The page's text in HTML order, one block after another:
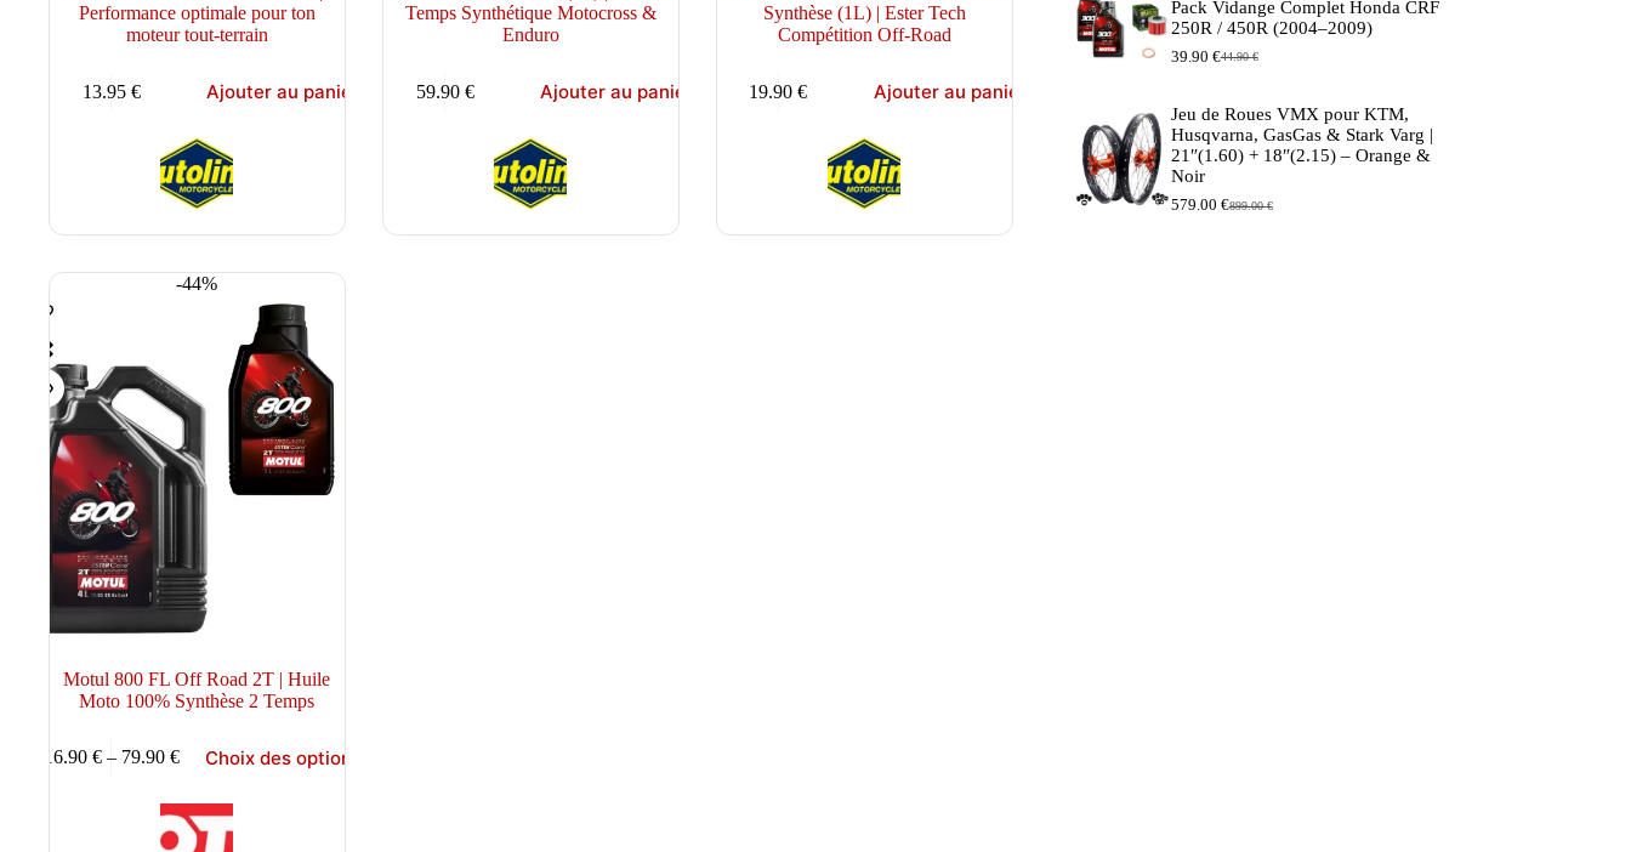
Performance optimale pour ton
moteur tout-terrain
13.95 € Ajouter au panier
Temps Synthétique Motocross &
Enduro
59.90 € Ajouter au panier
Synthèse (1L) | Ester Tech
Compétition Off-Road
19.90€ Ajouter au panier
-44%
Motul 800 FL Off Road 2T | Huile
Moto 100% Synthèse 2 Temps
16.90 €– 79.90 €
Plage
16.90 €
Choix des options
produit
était :
149.90 €.
est :
129.90 €.
Pack Vidange Complet Honda CRF
250R / 450R (2004–2009)
44.90€
Le
était :
44.90 €.
39.90 €
Le
est :
39.90 €.
Jeu de Roues VMX pour KTM,
Husqvarna, GasGas & Stark Varg |
21″(1.60) + 18″(2.15) – Orange &
Noir
899.00€
Le
579.00 €
Le